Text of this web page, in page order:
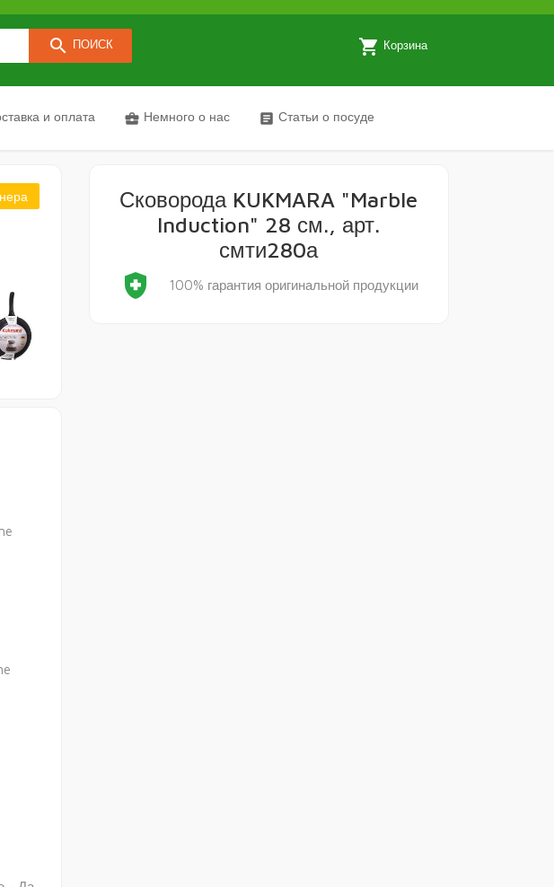
search ПОИСК local_grocery_store Корзина
и оплата business_center Немного о нас article Статьи о посуде
Сковорода KUKMARA "Marble
Induction" 28 см., арт.
смти280а
health_and_safety 100% гарантия оригинальной продукции